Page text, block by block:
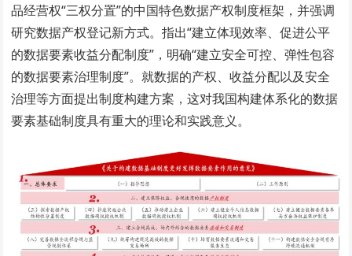
品经营权“三权分置”的中国特色数据产权制度框架，并强调
研究数据产权登记新方式。指出“建立体现效率、促进公平
的数据要素收益分配制度”，明确“建立安全可控、弹性包容
的数据要素治理制度”。就数据的产权、收益分配以及安全
治理等方面提出制度构建方案，这对我国构建体系化的数据
要素基础制度具有重大的理论和实践意义。